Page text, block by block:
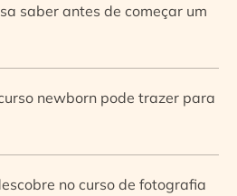
saber antes de começar um
newborn pode trazer para
no curso de fotografia